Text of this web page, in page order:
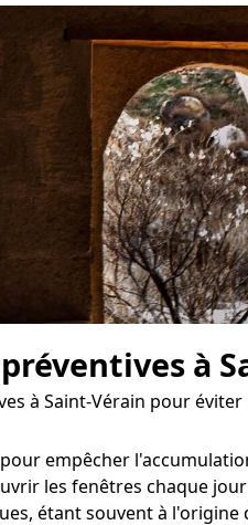
à
à Saint-Vérain pour
empêcher
les fenêtres chaque
étant souvent à l'origine